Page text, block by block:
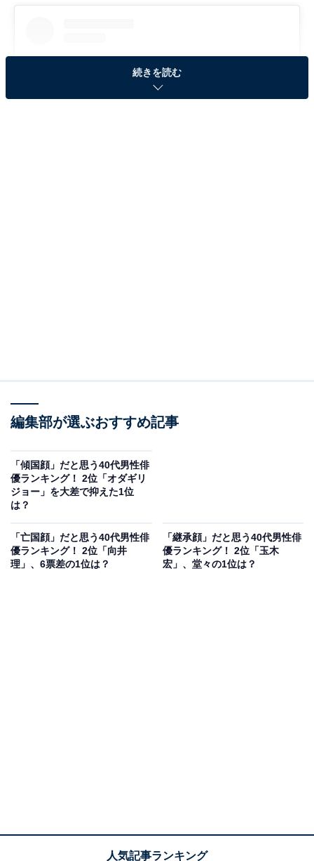
現在44歳の向井さんは、2006年に俳優デビュー。2025
記録し、2026年は映画『エンジェルフライト THE
MOVIE』などの作品に起用されています。清潔感のある
整った顔立ちと、優しいまなざしが魅力。清らかで希望
ファンをとりこにします。
続きを読む
編集部が選ぶおすすめ記事
「傾国顔」だと思う40代男性俳
優ランキング！ 2位「オダギリ
ジョー」を大差で抑えた1位
は？
「亡国顔」だと思う40代男性俳
優ランキング！ 2位「向井
理」、6票差の1位は？
「継承顔」だと思う40代男性俳
優ランキング！ 2位「玉木
宏」、堂々の1位は？